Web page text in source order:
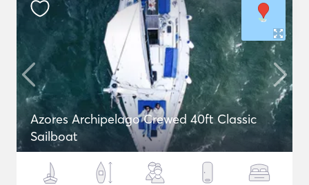
Azores Archipelago Crewed 40ft Classic
Sailboat